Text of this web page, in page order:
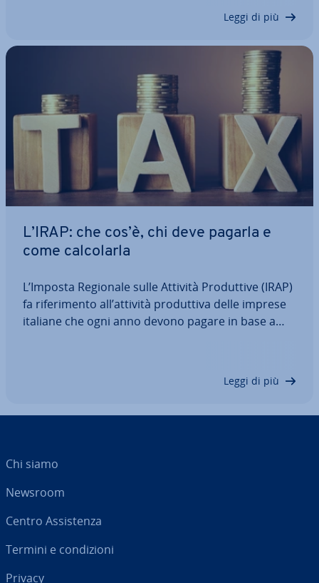
Leggi di più
L’IRAP: che cos’è, chi deve pagarla e
come cal­co­lar­la
L’Imposta Regionale sulle Attività Pro­dut­ti­ve (IRAP)
fa ri­fe­ri­men­to all’attività pro­dut­ti­va delle imprese
italiane che ogni anno devono pagare in base a
Leggi di più
Chi siamo
Newsroom
Centro As­si­sten­za
Termini e con­di­zio­ni
Privacy